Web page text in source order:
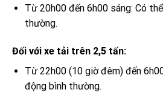
Từ 20h00 đến 6h00 sáng: Có
thường.
Đối với xe tải trên 2,5 tấn:
Từ 22h00 (10 giờ đêm) đến
động bình thường.